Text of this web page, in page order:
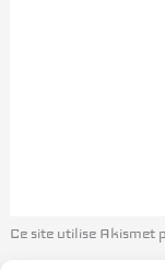
Ce site utilise Akismet